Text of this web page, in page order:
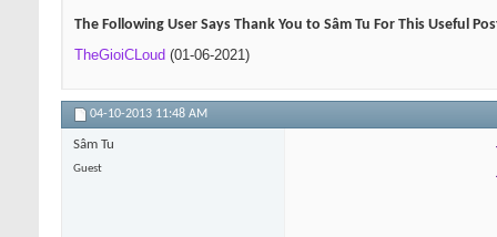
The Following User Says Thank You to Sâm Tu For This Useful
TheGioiCLoud (01-06-2021)
04-10-2013 11:48 AM
Sâm Tu
Guest